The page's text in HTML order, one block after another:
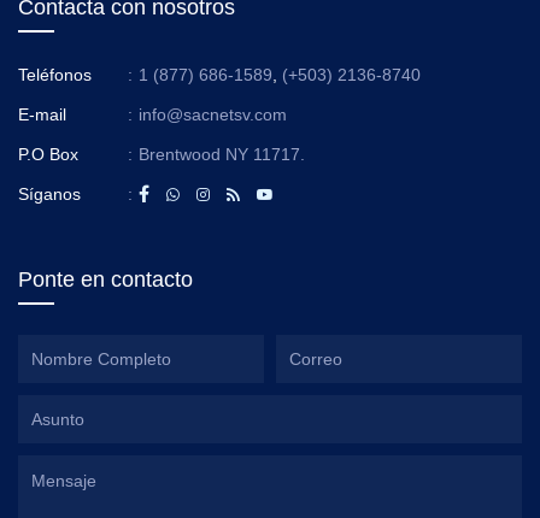
Contacta con nosotros
Teléfonos : 1 (877) 686-1589 (+503) 2136-8740
E-mail : info@sacnetsv.com
P.O Box : Brentwood NY 11717.
Síganos :
Ponte en contacto